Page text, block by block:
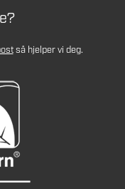
så hjelper vi deg.